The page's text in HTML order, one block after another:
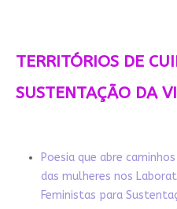
TERRITÓRIOS DE
SUSTENTAÇÃO DA
Poesia que abre
das mulheres nos
Feministas para